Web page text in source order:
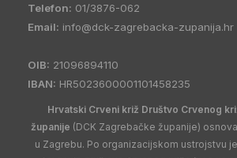
Telefon: 01/3876-062
Email: info@dck-zagrebacka-zupanija.hr
OIB: 21096894110
IBAN: HR5023600001101458235
Hrvatski Crveni križ Društvo Crvenog
županije (DCK Zagrebačke županije)
u Zagrebu. Po organizacijskom ustrojstvu